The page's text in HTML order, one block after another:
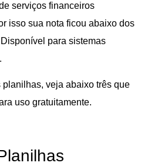
serviços financeiros
isso sua nota ficou abaixo dos
para sistemas
planilhas, veja abaixo três que
uso gratuitamente.